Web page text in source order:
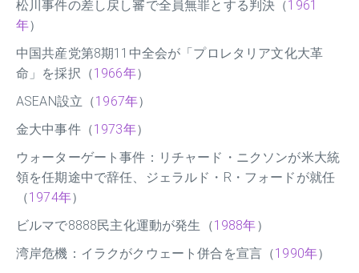
松川事件の差し戻し審で全員無罪とする判決（1961
年）
中国共産党第8期11中全会が「プロレタリア文化大革
命」を採択（1966年）
ASEAN設立（1967年）
金大中事件（1973年）
ウォーターゲート事件：リチャード・ニクソンが米大統
領を任期途中で辞任、ジェラルド・R・フォードが就任
（1974年）
ビルマで8888民主化運動が発生（1988年）
湾岸危機：イラクがクウェート併合を宣言（1990年）